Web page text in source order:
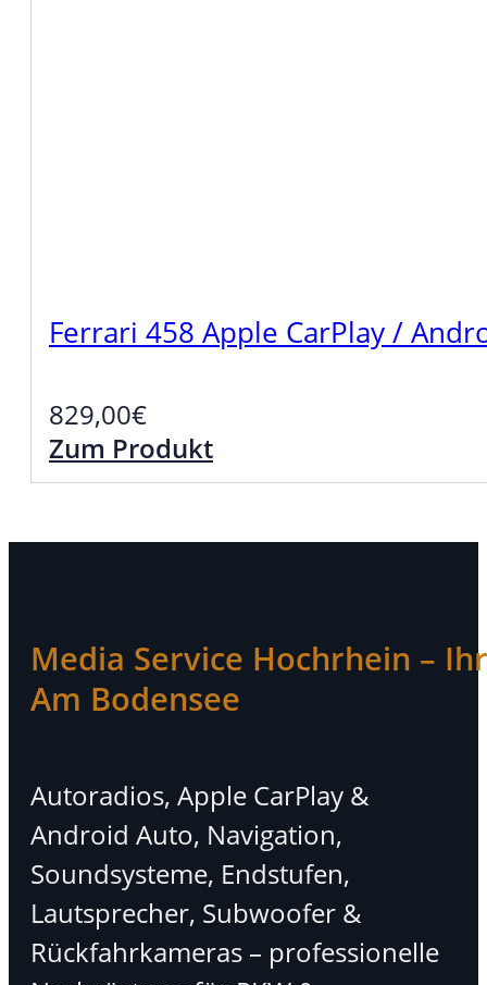
Ferrari 458 Apple CarPlay /
829,00€
Zum Produkt
Media Service Hochrhein –
Am Bodensee
Autoradios, Apple CarPlay &
Android Auto, Navigation,
Soundsysteme, Endstufen,
Lautsprecher, Subwoofer &
Rückfahrkameras – professionelle